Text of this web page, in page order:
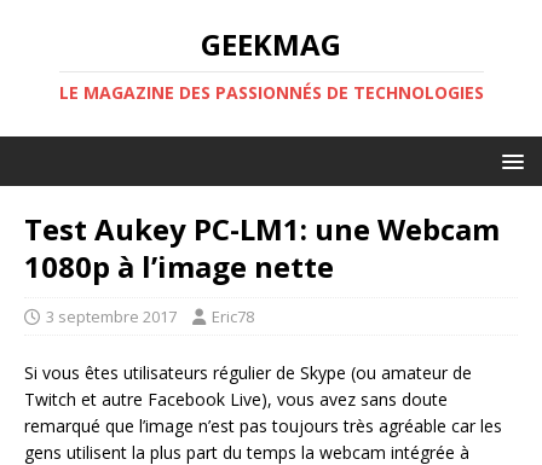
GEEKMAG
LE MAGAZINE DES PASSIONNÉS DE TECHNOLOGIES
Test Aukey PC-LM1: une Webcam
1080p à l’image nette
3 septembre 2017 Eric78
Si vous êtes utilisateurs régulier de Skype (ou amateur de
Twitch et autre Facebook Live), vous avez sans doute
remarqué que l’image n’est pas toujours très agréable car les
gens utilisent la plus part du temps la webcam intégrée à